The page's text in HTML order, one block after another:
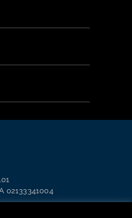
02133341004